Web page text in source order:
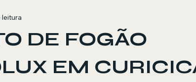
Churrasqueira a Gás
DE FOGÃO
EM
leitura